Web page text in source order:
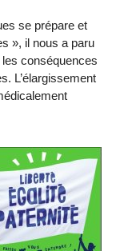
se prépare et
», il nous a paru
conséquences
L’élargissement